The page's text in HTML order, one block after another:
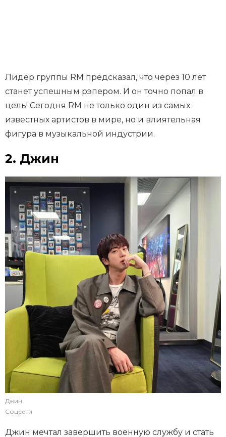
Лидер группы RM предсказал, что через 10 лет
станет успешным рэпером. И он точно попал в
цель! Сегодня RM не только один из самых
известных артистов в мире, но и влиятельная
фигура в музыкальной индустрии.
2. Джин
Джин
Соцсети
Джин мечтал завершить военную службу и стать